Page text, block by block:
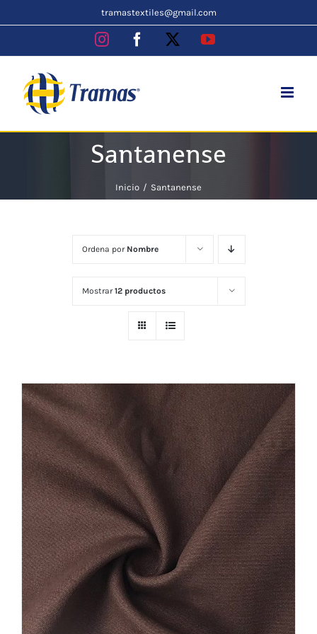
to
tramastextiles@gmail.com
InstagramFacebook YouTube
Santanense
Inicio Santanense
Ordena por Nombre
Mostrar12 productos